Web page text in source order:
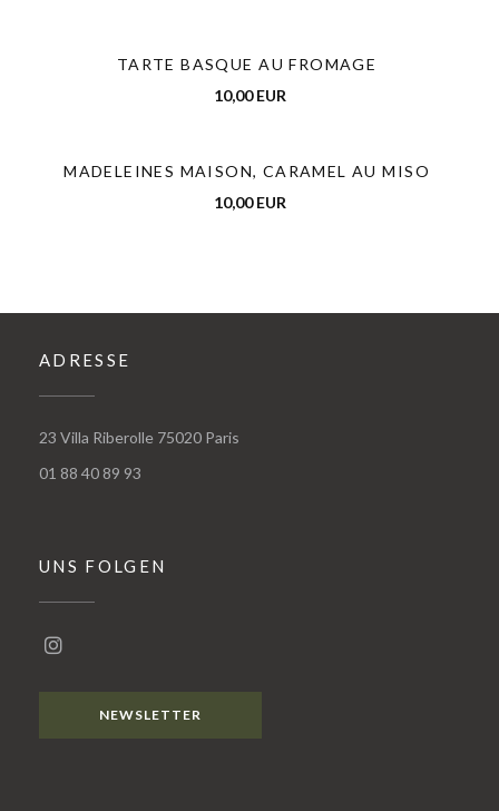
TARTE BASQUE AU FROMAGE
10,00 EUR
MADELEINES MAISON, CARAMEL AU MISO
10,00 EUR
ADRESSE
23 Villa Riberolle 75020 Paris
01 88 40 89 93
UNS FOLGEN
NEWSLETTER